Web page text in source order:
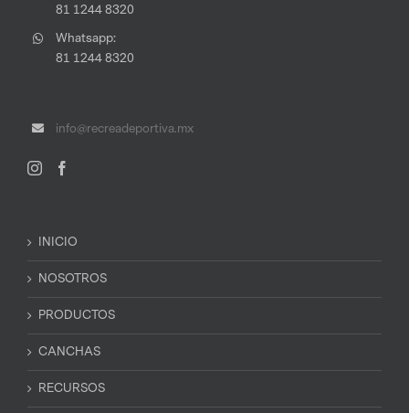
81 1244 8320
Whatsapp:
81 1244 8320
info@recreadeportiva.mx
INICIO
NOSOTROS
PRODUCTOS
CANCHAS
RECURSOS